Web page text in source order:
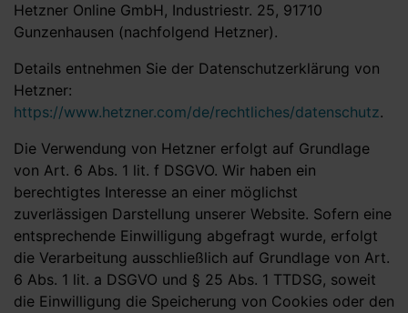
Hetzner Online GmbH, Industriestr. 25, 91710
Gunzenhausen (nachfolgend Hetzner).
Details entnehmen Sie der Datenschutzerklärung von
Hetzner:
https://www.hetzner.com/de/rechtliches/datenschutz.
Die Verwendung von Hetzner erfolgt auf Grundlage
von Art. 6 Abs. 1 lit. f DSGVO. Wir haben ein
berechtigtes Interesse an einer möglichst
zuverlässigen Darstellung unserer Website. Sofern eine
entsprechende Einwilligung abgefragt wurde, erfolgt
die Verarbeitung ausschließlich auf Grundlage von Art.
6 Abs. 1 lit. a DSGVO und § 25 Abs. 1 TTDSG, soweit
die Einwilligung die Speicherung von Cookies oder den